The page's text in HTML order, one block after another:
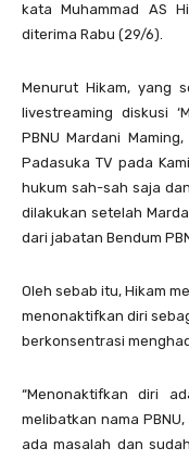
kata Muhammad AS
diterima Rabu (29/6).
Menurut Hikam, yang
livestreaming diskusi
PBNU Mardani
Padasuka TV pada
hukum sah-sah saja
dilakukan setelah
dari jabatan Bendum
Oleh sebab itu, Hikam
menonaktifkan diri
berkonsentrasi
“Menonaktifkan diri
melibatkan nama
ada masalah dan